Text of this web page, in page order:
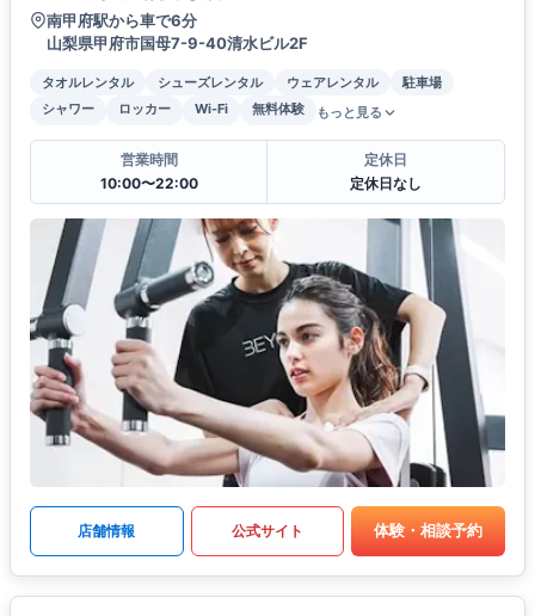
南甲府駅から車で6分
山梨県甲府市国母7-9-40清水ビル2F
タオルレンタル シューズレンタル ウェアレンタル
駐車場
シャワー
ロッカー Wi-Fi 無料体験 もっと見る
営業時間
10:00〜22:00
定休日
定休日なし
店舗情報 公式サイト 体験・相談予約